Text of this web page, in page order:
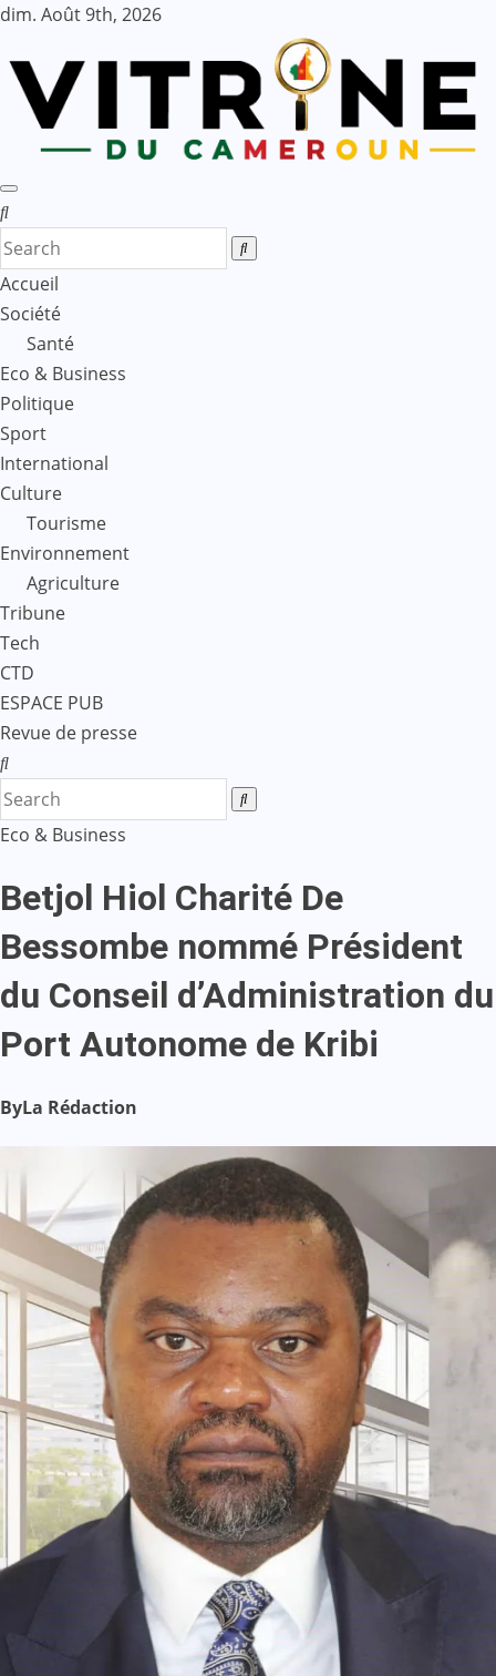
Skip
content
dim. Août 9th, 2026
Accueil
Société
Santé
Eco & Business
Politique
Sport
International
Culture
Tourisme
Environnement
Agriculture
Tribune
Tech
CTD
ESPACE PUB
Revue de presse
Eco & Business
Betjol Hiol Charité De
Bessombe nommé Président
du Conseil d’Administration du
Port Autonome de Kribi
ByLa Rédaction